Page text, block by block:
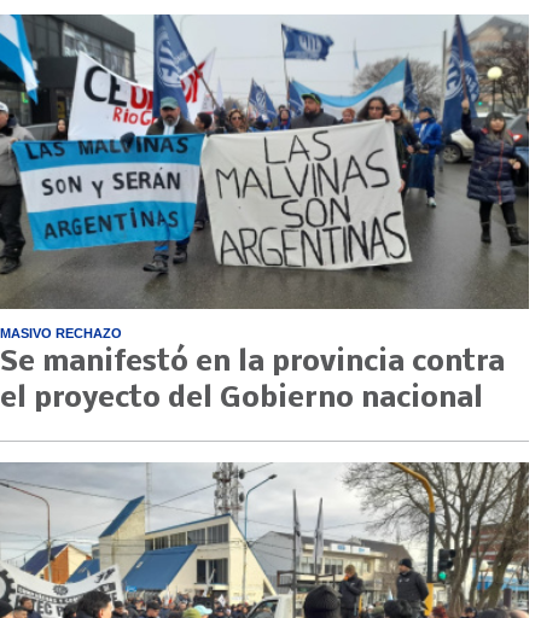
MASIVO RECHAZO
Se manifestó en la provincia contra
el proyecto del Gobierno nacional